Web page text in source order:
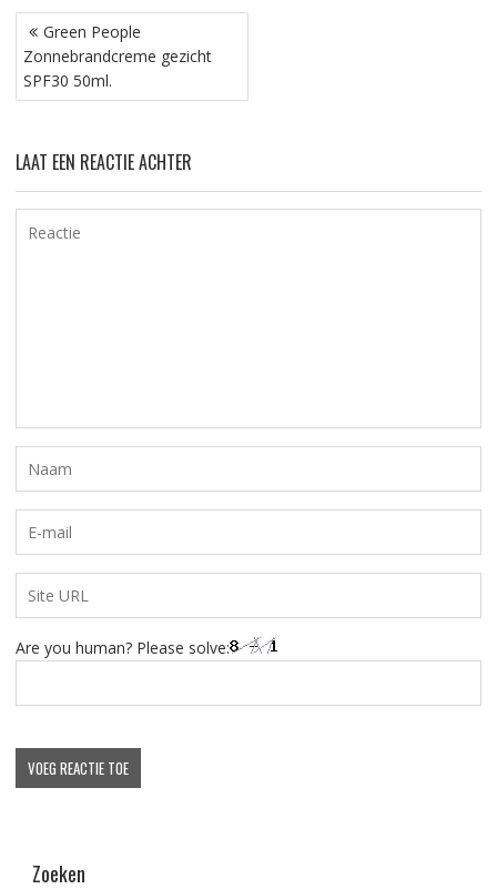
Bericht
navigatie
Green People
Zonnebrandcreme gezicht
SPF30 50ml.
LAAT EEN REACTIE ACHTER
Are you human? Please solve:
Zoeken